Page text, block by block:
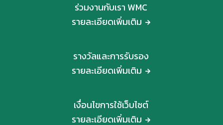
ร่วมงานกับเรา WMC
รายละเอียดเพิ่มเติม
รางวัลและการรับรอง
รายละเอียดเพิ่มเติม
เงื่อนไขการใช้เว็บไซต์
รายละเอียดเพิ่มเติม